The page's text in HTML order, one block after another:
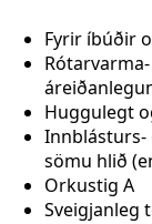
Fyrir íbúðir
Huggulegt
sömu hlið
Orkustig A